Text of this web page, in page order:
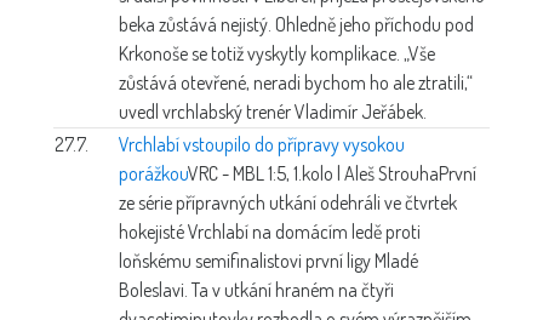
beka zůstává nejistý. Ohledně jeho příchodu pod
Krkonoše se totiž vyskytly komplikace. „Vše
zůstává otevřené, neradi bychom ho ale ztratili,“
uvedl vrchlabský trenér Vladimír Jeřábek.
27.7.
Vrchlabí vstoupilo do přípravy vysokou
porážkouVRC - MBL 1:5, 1.kolo | Aleš StrouhaPrvní
ze série přípravných utkání odehráli ve čtvrtek
hokejisté Vrchlabí na domácím ledě proti
loňskému semifinalistovi první ligy Mladé
Boleslavi. Ta v utkání hraném na čtyři